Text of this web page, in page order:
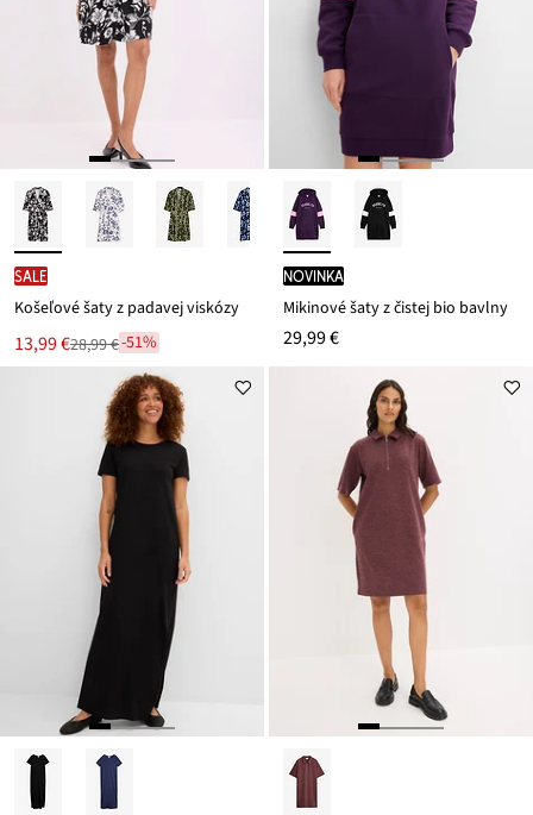
SALE
Košeľové šaty z padavej viskózy
Nová
cena
13,99 €
Zľava 28,99 €-51%
novinka
Mikinové šaty z čistej bio bavlny
29,99 €